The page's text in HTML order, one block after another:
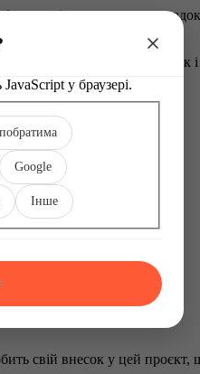
та віддати донечку в
війни: як військові, так і
свій внесок у цей проєкт,
у браузері.
Google
Інше